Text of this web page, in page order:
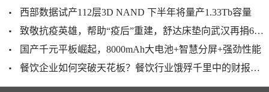
西部数据试产112层3D NAND 下半年将量产1.33Tb容量
致敬抗疫英雄，帮助“疫后”重建，舒达床垫向武汉再捐65万元！
国产千元平板崛起，8000mAh大电池+智慧分屏+强劲性能
餐饮企业如何突破天花板？餐饮行业饿殍千里中的财报解读